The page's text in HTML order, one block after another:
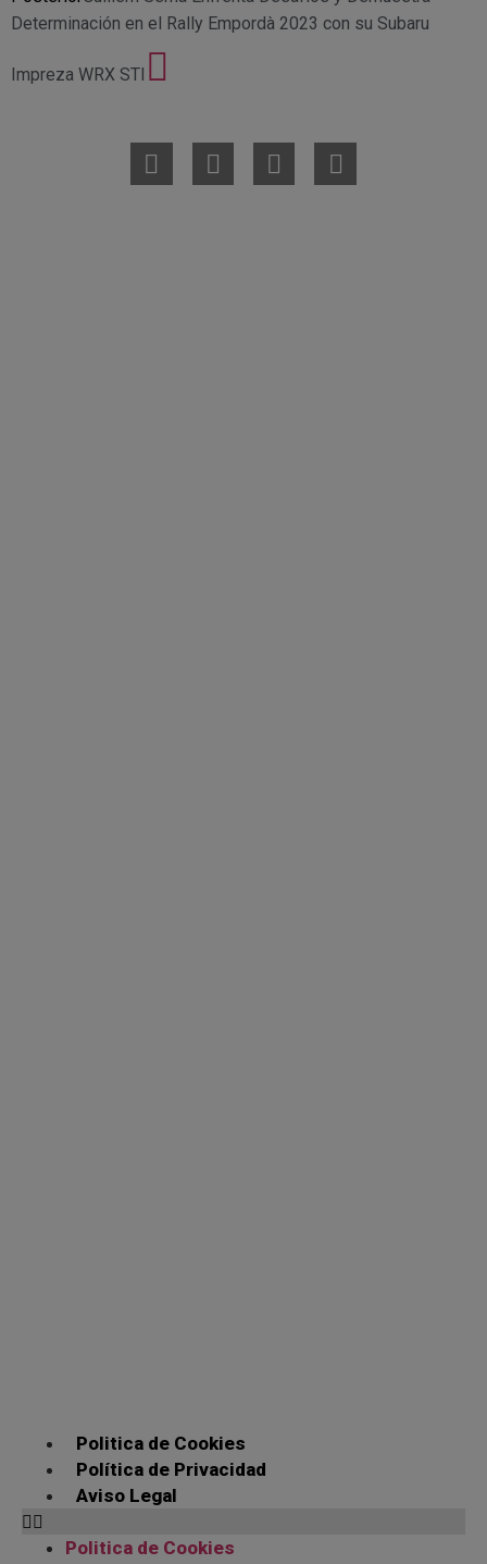
Determinación en el Rally Empordà 2023 con su Subaru
Impreza WRX STI
Politica de Cookies
Política de Privacidad
Aviso Legal
Politica de Cookies